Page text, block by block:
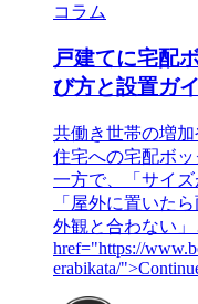
コラム
戸建てに宅配
び方と設置ガ
共働き世帯の増
住宅への宅配ボッ
一方で、「サイズ
「屋外に置いた
外観と合わない
href="https://
erabikata/